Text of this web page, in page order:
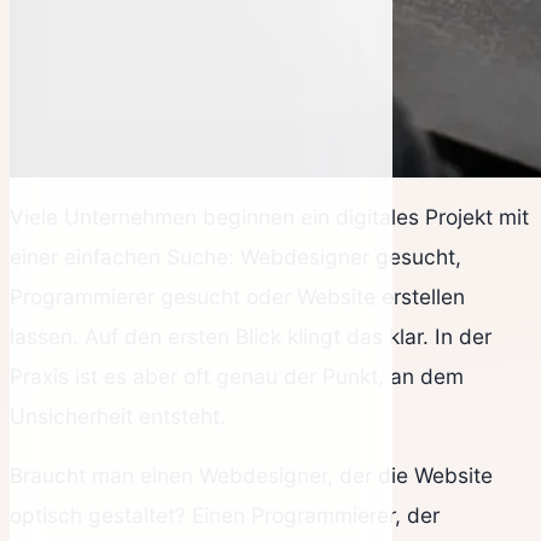
Viele Unternehmen beginnen ein digitales Projekt mit
einer einfachen Suche: Webdesigner gesucht,
Programmierer gesucht oder Website erstellen
lassen. Auf den ersten Blick klingt das klar. In der
Praxis ist es aber oft genau der Punkt, an dem
Braucht man einen Webdesigner, der die Website
optisch gestaltet? Einen Programmierer, der